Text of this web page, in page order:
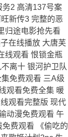
2 高清137号案
新传3 完整的恶
归途电影抢先看
在线播放 大唐芙
线观看 恨锁金瓶
离十 银河护卫队
免费观看 三A级
观看免费全集 暖
观看完整版 现代
动漫免费观看 午
费观看 《偷吃的